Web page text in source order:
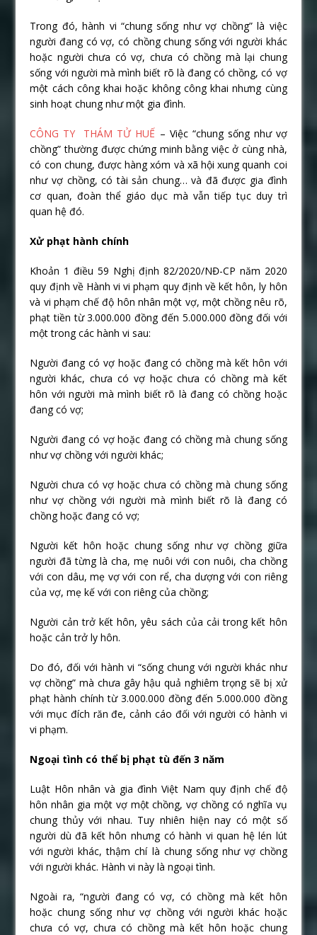
Trong đó, hành vi “chung sống như vợ chồng” là việc
người đang có vợ, có chồng chung sống với người khác
hoặc người chưa có vợ, chưa có chồng mà lại chung
sống với người mà mình biết rõ là đang có chồng, có vợ
một cách công khai hoặc không công khai nhưng cùng
sinh hoạt chung như một gia đình.
CÔNG TY THÁM TỬ HUẾ – Việc “chung sống như vợ
chồng” thường được chứng minh bằng việc ở cùng nhà,
có con chung, được hàng xóm và xã hội xung quanh coi
như vợ chồng, có tài sản chung… và đã được gia đình
cơ quan, đoàn thể giáo dục mà vẫn tiếp tục duy trì
quan hệ đó.
Xử phạt hành chính
Khoản 1 điều 59 Nghị định 82/2020/NĐ-CP năm 2020
quy định về Hành vi vi phạm quy định về kết hôn, ly hôn
và vi phạm chế độ hôn nhân một vợ, một chồng nêu rõ,
phạt tiền từ 3.000.000 đồng đến 5.000.000 đồng đối với
một trong các hành vi sau:
Người đang có vợ hoặc đang có chồng mà kết hôn với
người khác, chưa có vợ hoặc chưa có chồng mà kết
hôn với người mà mình biết rõ là đang có chồng hoặc
đang có vợ;
Người đang có vợ hoặc đang có chồng mà chung sống
như vợ chồng với người khác;
Người chưa có vợ hoặc chưa có chồng mà chung sống
như vợ chồng với người mà mình biết rõ là đang có
chồng hoặc đang có vợ;
Người kết hôn hoặc chung sống như vợ chồng giữa
người đã từng là cha, mẹ nuôi với con nuôi, cha chồng
với con dâu, mẹ vợ với con rể, cha dượng với con riêng
của vợ, mẹ kế với con riêng của chồng;
Người cản trở kết hôn, yêu sách của cải trong kết hôn
hoặc cản trở ly hôn.
Do đó, đối với hành vi “sống chung với người khác như
vợ chồng” mà chưa gây hậu quả nghiêm trọng sẽ bị xử
phạt hành chính từ 3.000.000 đồng đến 5.000.000 đồng
với mục đích răn đe, cảnh cáo đối với người có hành vi
vi phạm.
Ngoại tình có thể bị phạt tù đến 3 năm
Luật Hôn nhân và gia đình Việt Nam quy định chế độ
hôn nhân gia một vợ một chồng, vợ chồng có nghĩa vụ
chung thủy với nhau. Tuy nhiên hiện nay có một số
người dù đã kết hôn nhưng có hành vi quan hệ lén lút
với người khác, thậm chí là chung sống như vợ chồng
với người khác. Hành vi này là ngoại tình.
Ngoài ra, “người đang có vợ, có chồng mà kết hôn
hoặc chung sống như vợ chồng với người khác hoặc
chưa có vợ, chưa có chồng mà kết hôn hoặc chung